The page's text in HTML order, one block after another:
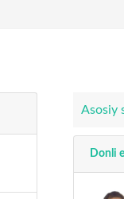
Asosiy
Donli